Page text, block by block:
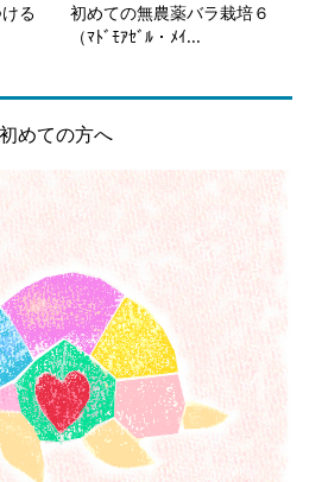
る
初めての無農薬バラ栽培６
（ﾏﾄﾞﾓｱｾﾞﾙ・ﾒｲ...
初めての方へ